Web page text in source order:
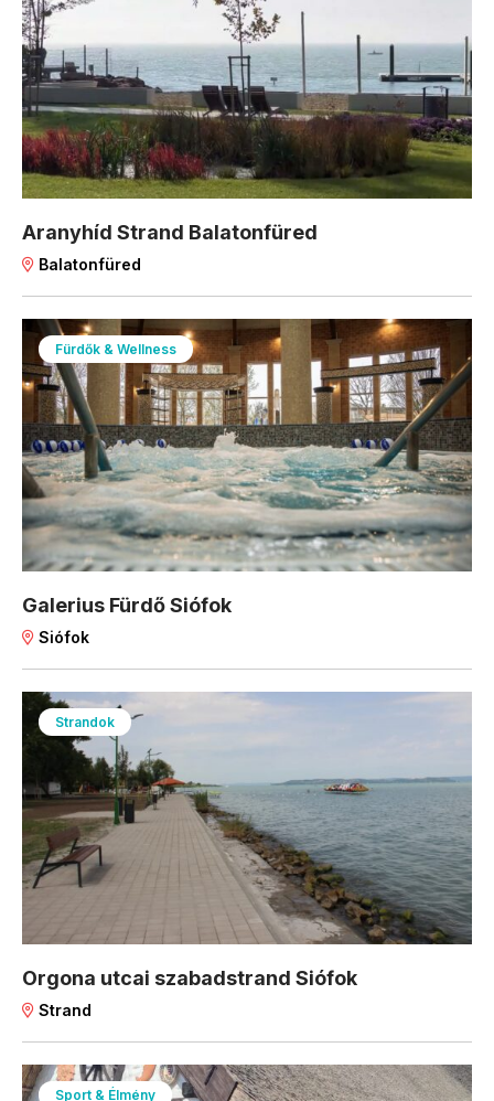
Aranyhíd Strand Balatonfüred
Balatonfüred
Fürdők & Wellness
Galerius Fürdő Siófok
Siófok
Strandok
Orgona utcai szabadstrand Siófok
Strand
Sport & Élmény